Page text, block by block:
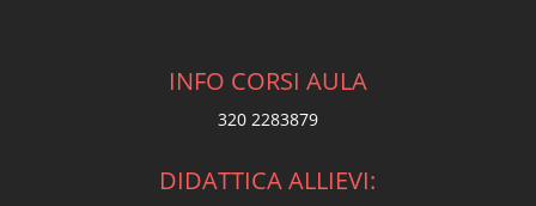
INFO CORSI AULA
320 2283879
DIDATTICA ALLIEVI: